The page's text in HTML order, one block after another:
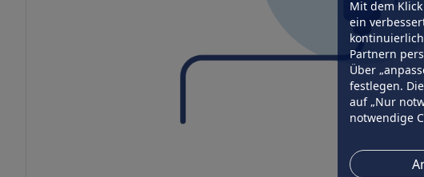
Mit dem
ein
Partnern
Über
festlegen.
auf „Nur
notwendige